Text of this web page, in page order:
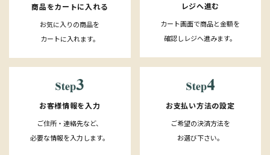
商品をカートに入れる
お気に入りの商品を
カートに入れます。
レジへ進む
カート画面で商品と金額を
確認しレジへ進みます。
お客様情報を入力
ご住所・連絡先など、
必要な情報を入力します。
お支払い方法の設定
ご希望の決済方法を
お選び下さい。